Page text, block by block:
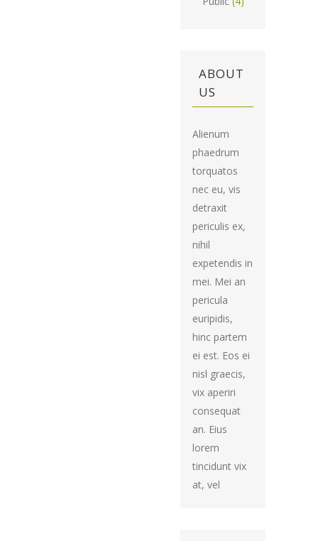
ABOUT
US
Alienum
phaedrum
torquatos
nec eu, vis
detraxit
periculis ex,
nihil
expetendis in
mei. Mei an
pericula
euripidis,
hinc partem
ei est. Eos ei
nisl graecis,
vix aperiri
consequat
an. Eius
lorem
tincidunt vix
at, vel